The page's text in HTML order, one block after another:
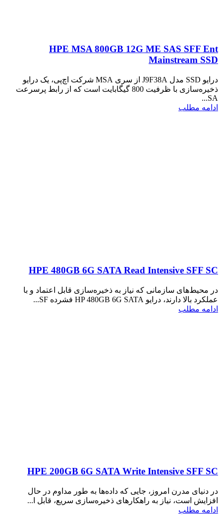
HPE MSA 800GB 12G ME SAS SFF Ent
Mainstream SSD
درایو SSD مدل J9F38A از سری MSA شرکت اچ‌پی، یک درایو
ذخیره‌سازی با ظرفیت 800 گیگابایت است که از رابط پرسرعت
SA...
ادامه مطلب
HPE 480GB 6G SATA Read Intensive SFF SC
در محیط‌های سازمانی که نیاز به ذخیره‌سازی قابل اعتماد و با
عملکرد بالا دارند، درایو HP 480GB 6G SATA فشرده SF...
ادامه مطلب
HPE 200GB 6G SATA Write Intensive SFF SC
در دنیای مدرن امروز، جایی که داده‌ها به طور مداوم در حال
افزایش است، نیاز به راهکارهای ذخیره‌سازی سریع، قابل ا...
ادامه مطلب